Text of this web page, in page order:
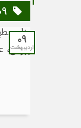
۰۹
اردیبهشت